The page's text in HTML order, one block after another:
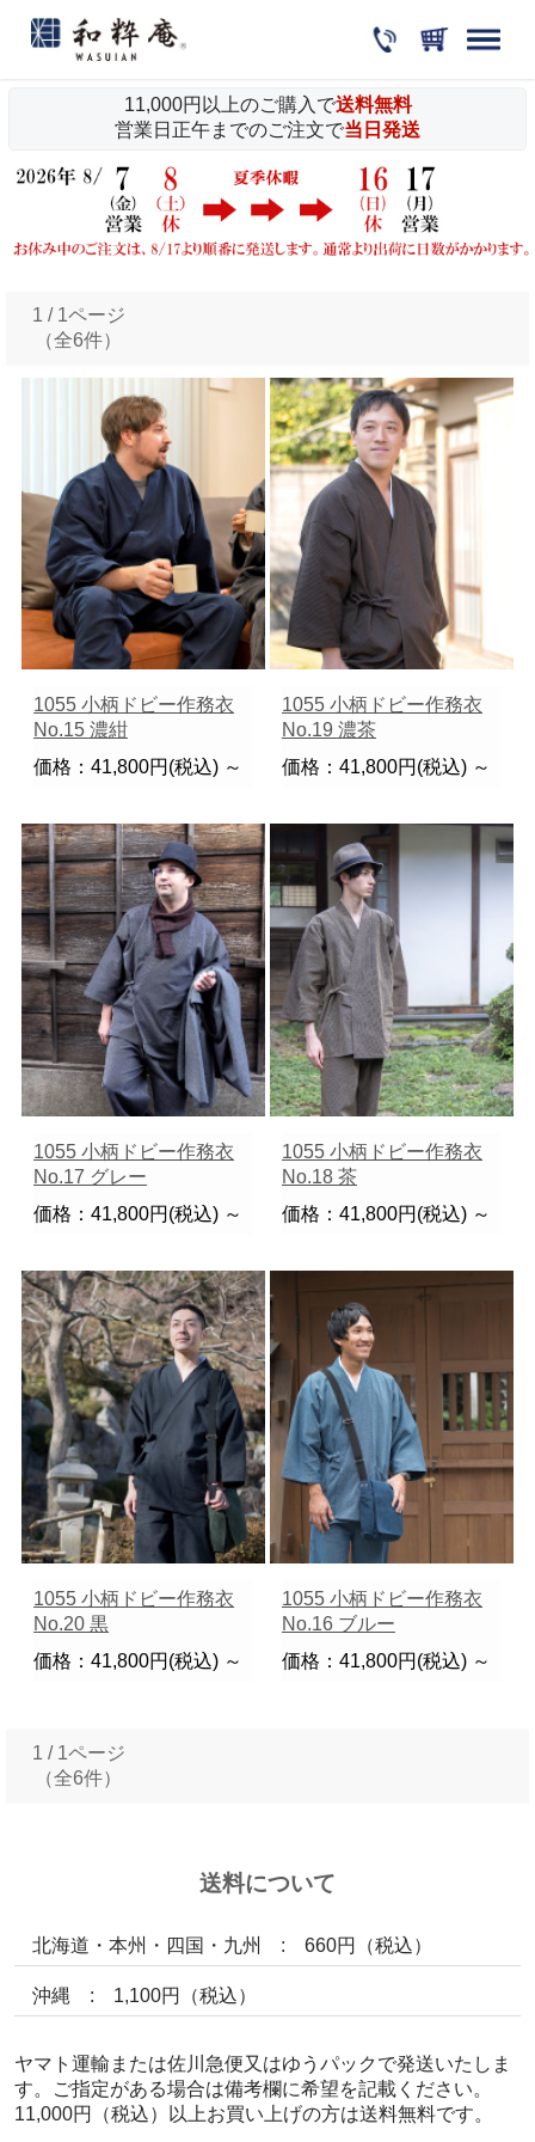
11,000円以上のご購入で送料無料
営業日正午までのご注文で当日発送
1 / 1ページ
（全6件）
1055 小柄ドビー作務衣
No.15 濃紺
価格：41,800円(税込) ～
1055 小柄ドビー作務衣
No.19 濃茶
価格：41,800円(税込) ～
1055 小柄ドビー作務衣
No.17 グレー
価格：41,800円(税込) ～
1055 小柄ドビー作務衣
No.18 茶
価格：41,800円(税込) ～
1055 小柄ドビー作務衣
No.20 黒
価格：41,800円(税込) ～
1055 小柄ドビー作務衣
No.16 ブルー
価格：41,800円(税込) ～
1 / 1ページ
（全6件）
送料について
北海道・本州・四国・九州 : 660円（税込）
沖縄 : 1,100円（税込）
ヤマト運輸または佐川急便又はゆうパックで発送いたしま
す。ご指定がある場合は備考欄に希望を記載ください。
11,000円（税込）以上お買い上げの方は送料無料です。